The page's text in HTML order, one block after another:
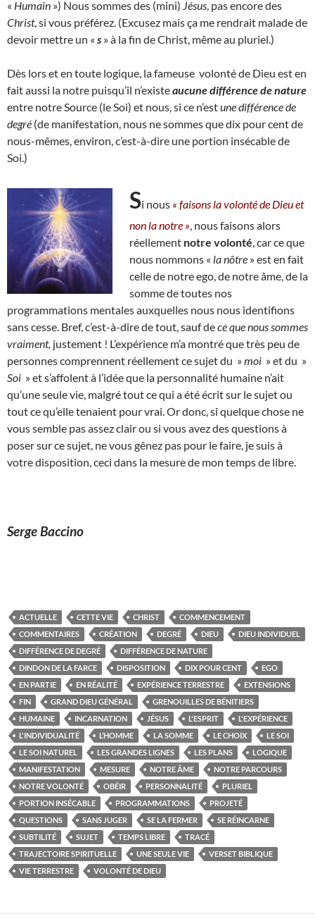
« Humain ») Nous sommes des (mini) Jésus , pas encore des
Christ, si vous préférez. (Excusez mais ça me rendrait malade de
devoir mettre un « s » à la fin de Christ, même au pluriel.)
Dès lors et en toute logique, la fameuse volonté de Dieu est en
fait aussi la notre puisqu’il n’existeaucune différence de nature
entre notre Source (le Soi) et nous, si ce n’estune différence de
degré (de manifestation, nous ne sommes que dix pour cent de
nous-mêmes, environ, c’est-à-dire une portion insécable de
Soi.)
Si nous « faisons la volonté de Dieu et
non la notre » , nous faisons alors
réellement notre volonté , car ce que
nous nommons « la nôtre » est en fait
celle de notre ego, de notre âme, de la
somme de toutes nos
programmations mentales auxquelles nous nous identifions
sans cesse. Bref, c’est-à-dire de tout, sauf dece que nous sommes
vraiment, justement ! L’expérience m’a montré que très peu de
personnes comprennent réellement ce sujet du »moi » et du »
Soi » et s’affolent à l’idée que la personnalité humaine n’ait
qu’une seule vie, malgré tout ce qui a été écrit sur le sujet ou
tout ce qu’elle tenaient pour vrai. Or donc, si quelque chose ne
vous semble pas assez clair ou si vous avez des questions à
poser sur ce sujet, ne vous gênez pas pour le faire, je suis à
votre disposition, ceci dans la mesure de mon temps de libre.
Serge Baccino
ACTUELLE CETTE VIE CHRIST
COMMENCEMENT
COMMENTAIRES
CRÉATION DEGRÉ DIEU
DIEU INDIVIDUEL
DIFFÉRENCE DE DEGRÉ
DIFFÉRENCE DE NATURE
DINDON DE LA FARCE
DISPOSITION DIX POUR CENT
EGO
EN PARTIE
EN RÉALITÉ EXPÉRIENCE TERRESTRE
EXTENSIONS
FIN
GRAND DIEU GÉNÉRAL
GRENOUILLES DE BÉNITIERS
HUMAINE
INCARNATION JÉSUS L'ESPRIT
L'EXPÉRIENCE
L'INDIVIDUALITÉ
L’HOMME LA SOMME LE CHOIX
LE SOI
LE SOI NATUREL
LES GRANDES LIGNES LES PLANS
LOGIQUE
MANIFESTATION
MESURE NOTRE ÂME
NOTRE PARCOURS
NOTRE VOLONTÉ
OBÉIR PERSONNALITÉ
PLURIEL
PORTION INSÉCABLE
PROGRAMMATIONS
PROJETÉ
QUESTIONS
SANS JUGER SE LA FERMER
SE RÉINCARNE
SUBTILITÉ
SUJET TEMPS LIBRE
TRACÉ
TRAJECTOIRE SPIRITUELLE
UNE SEULE VIE
VERSET BIBLIQUE
VIE TERRESTRE
VOLONTÉ DE DIEU